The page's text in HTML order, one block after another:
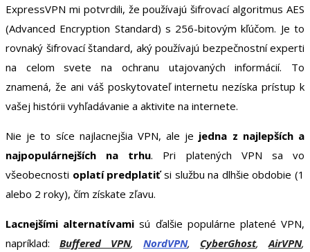
ExpressVPN mi potvrdili, že používajú šifrovací algoritmus AES
(Advanced Encryption Standard) s 256-bitovým kľúčom. Je to
rovnaký šifrovací štandard, aký používajú bezpečnostní experti
na celom svete na ochranu utajovaných informácií. To
znamená, že ani váš poskytovateľ internetu nezíska prístup k
vašej histórii vyhľadávanie a aktivite na internete.
Nie je to síce najlacnejšia VPN, ale je jedna z najlepších a
najpopulárnejších na trhu. Pri platených VPN sa vo
všeobecnosti oplatí predplatiťsi službu na dlhšie obdobie (1
alebo 2 roky), čím získate zľavu.
Lacnejšími alternatívami sú ďalšie populárne platené VPN,
napríklad: Buffered VPN, NordVPN, CyberGhost,AirVPN,